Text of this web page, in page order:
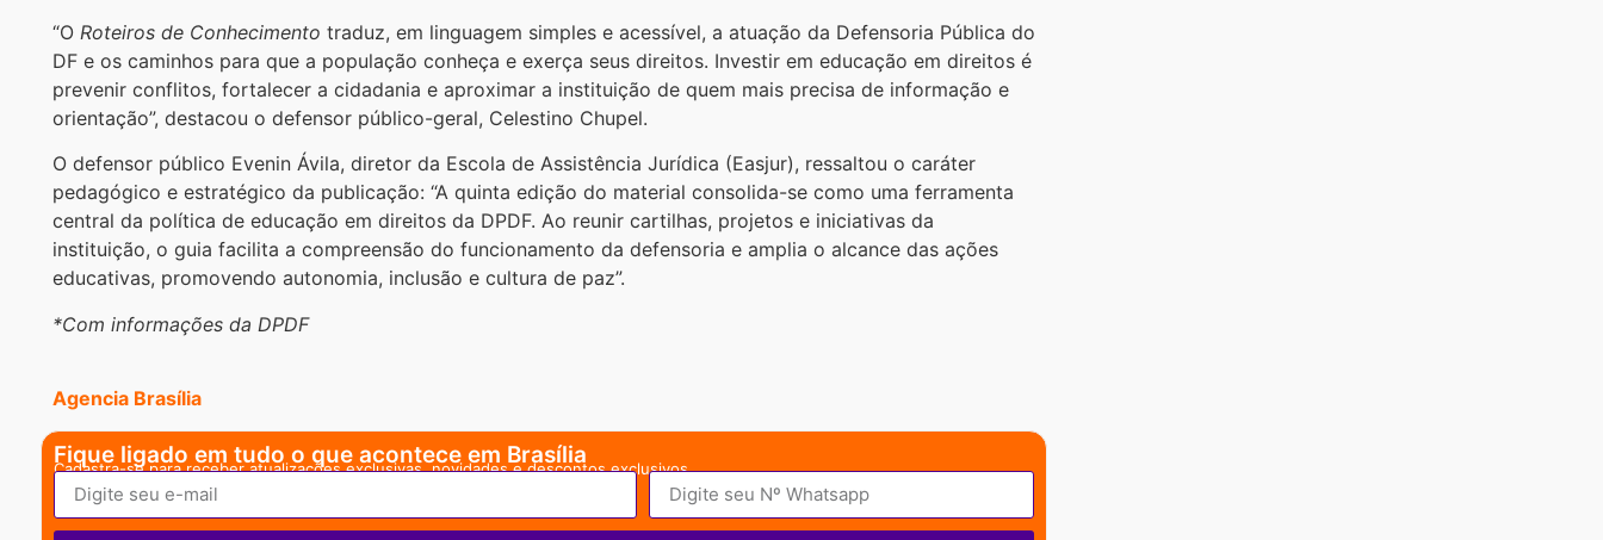
“O Roteiros de Conhecimento traduz, em linguagem simples e acessível, a atuação da Defensoria Pública do
DF e os caminhos para que a população conheça e exerça seus direitos. Investir em educação em direitos é
prevenir conflitos, fortalecer a cidadania e aproximar a instituição de quem mais precisa de informação e
orientação”, destacou o defensor público-geral, Celestino Chupel.
O defensor público Evenin Ávila, diretor da Escola de Assistência Jurídica (Easjur), ressaltou o caráter
pedagógico e estratégico da publicação: “A quinta edição do material consolida-se como uma ferramenta
central da política de educação em direitos da DPDF. Ao reunir cartilhas, projetos e iniciativas da
instituição, o guia facilita a compreensão do funcionamento da defensoria e amplia o alcance das ações
educativas, promovendo autonomia, inclusão e cultura de paz”.
*Com informações da DPDF
Agencia Brasília
Fique ligado em tudo o que acontece em Brasília
Cadastra-se para receber atualizações exclusivas, novidades e descontos exclusivos.